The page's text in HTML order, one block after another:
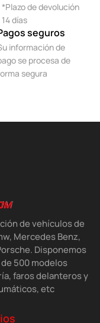
*Plazo de devolución
14 días
seguros
información de
se procesa de
segura
de vehículos de
Mercedes Benz,
Disponemos
500 modelos
faros delanteros y
etc